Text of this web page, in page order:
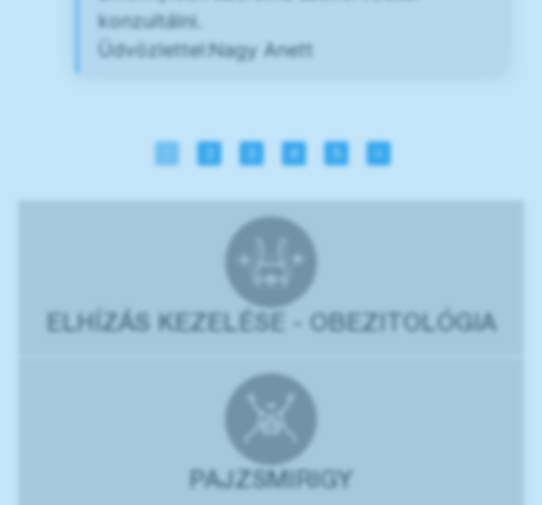
konzultálni.
Üdvözlettel:Nagy Anett
4 »
ELHÍZÁS KEZELÉSE - OBEZITOLÓGIA
PAJZSMIRIGY